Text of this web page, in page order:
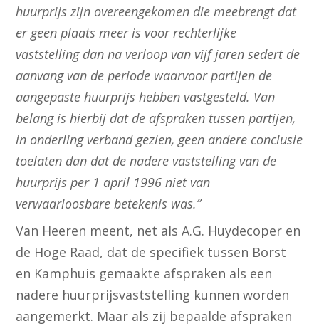
huurprijs zijn overeengekomen die meebrengt dat
er geen plaats meer is voor rechterlijke
vaststelling dan na verloop van vijf jaren sedert de
aanvang van de periode waarvoor partijen de
aangepaste huurprijs hebben vastgesteld. Van
belang is hierbij dat de afspraken tussen partijen,
in onderling verband gezien, geen andere conclusie
toelaten dan dat de nadere vaststelling van de
huurprijs per 1 april 1996 niet van
verwaarloosbare betekenis was.”
Van Heeren meent, net als A.G. Huydecoper en
de Hoge Raad, dat de specifiek tussen Borst
en Kamphuis gemaakte afspraken als een
nadere huurprijsvaststelling kunnen worden
aangemerkt. Maar als zij bepaalde afspraken